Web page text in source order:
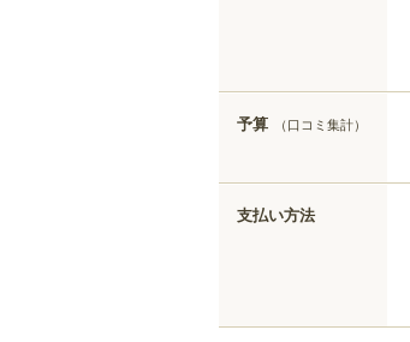
予算 （口コミ集計）
支払い方法